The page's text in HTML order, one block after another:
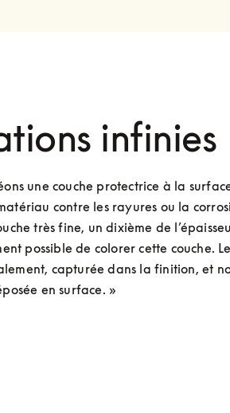
infinies
une couche protectrice à la
contre les rayures ou la
très fine, un dixième de
possible de colorer cette couche.
capturée dans la finition, et
en surface. »